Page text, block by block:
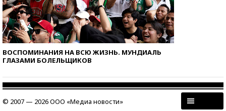
ВОСПОМИНАНИЯ НА ВСЮ ЖИЗНЬ. МУНДИАЛЬ
ГЛАЗАМИ БОЛЕЛЬЩИКОВ
© 2007 — 2026 ООО «Медиа новости»